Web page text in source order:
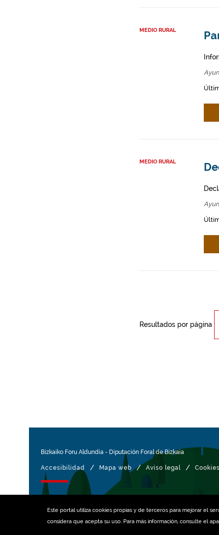
Este portal utiliza cookies propias y de terceros para mejorar el
considera que acepta su uso. Para más información, consulte el
MEDIO RURAL
MEDIO RURAL
Resultados por página
Bizkaiko Foru Aldundia - Diputación Foral de Bizkaia
Accesibilidad / Mapa web / Aviso legal / Cookies